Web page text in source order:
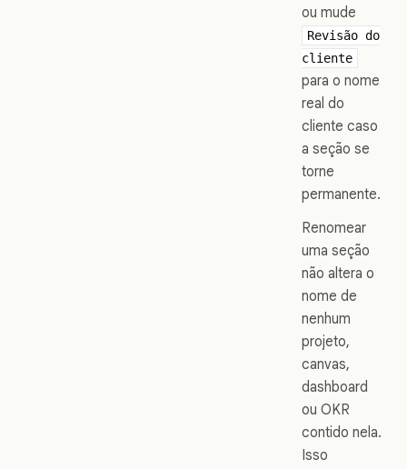
ou mude
Revisão do
cliente
para o nome
real do
cliente caso
a seção se
torne
permanente.
Renomear
uma seção
não altera o
nome de
nenhum
projeto,
canvas,
dashboard
ou OKR
contido nela.
Isso